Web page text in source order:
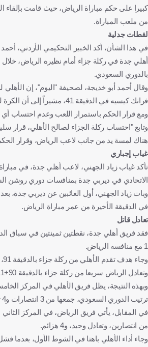
كبيرا على حكم مباراة الرياض، حيث قامت بإلقاء
من ملعب المباراة.
لقطات جدلية
في هذا الشأن، أكد الخبير التحكيمي الأردني،
أهلي جدة في ركلة جزاء أمام نظيره الرياض، خلال
بالدوري السعودي.
وقال أحمد أبو خديجة، لصحيفة "اليوم"، إن
فرانك كيسيه في الدقيقة 41،
ومع قرار الحكم باستمرار اللعب وعدم احتساب أي
وتابع "احتساب ركلة الجزاء لصالح الأهلي، قرار
هناك لمسة يد من جانب لاعب الرياض، وقرار
غياب إجباري
تأكد غياب زياد الجهني، لاعب أهلي جدة، في مباراة
الاتحادي في ديربي جدة بمنافسات دوري روشن
وبات زياد الجهني، أول الغائبين عن ديربي جدة، بعد
في الدقيقة الأخيرة من عمر مباراة الرياض.
تعادل قاتل
1 مع منافسه الرياض.
وتعادل الرياض سريعا من ركلة جزاء بالدقيقة 90+11 بتوقيع توزي.
ترتيب الدوري السعودي، جمعها من 3 انتصارات و4 تعادلات.
من انتصارين، وتعادل وحيد، و4 هزائم.
وجاء أداء الأهلي باهتا في الشوط الأول، بعدما